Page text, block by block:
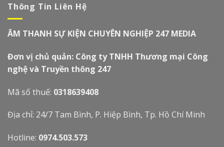
Thông Tin Liên Hệ
ÂM THANH SỰ KIỆN CHUYÊN NGHIỆP 247 MEDIA
Đơn vị chủ quản: Công ty TNHH Thương mại Công
nghệ và Truyền thông 247
Mã số thuế: 0318639408
Địa chỉ: 24/7 Tam Bình, P. Hiệp Bình, Tp. Hồ Chí Minh
Hotline: 0974.503.573